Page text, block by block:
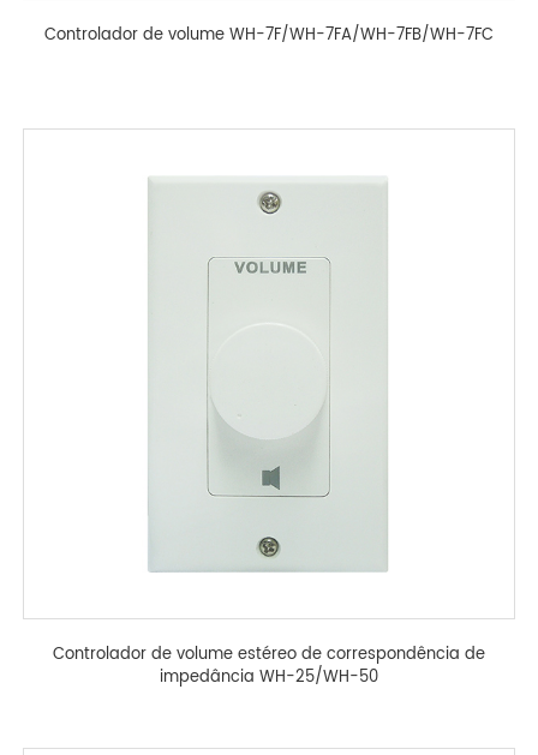
Controlador de volume WH-7F/WH-7FA/WH-7FB/WH-7FC
Controlador de volume estéreo de correspondência de
impedância WH-25/WH-50